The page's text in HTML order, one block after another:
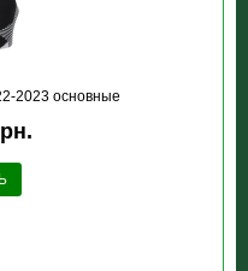
2023 основные